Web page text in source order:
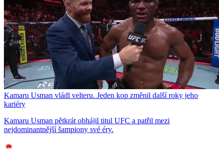
Kamaru Usman vládl velteru. Jeden kop změnil další roky jeho
kariéry
Kamaru Usman pětkrát obhájil titul UFC a patřil mezi
nejdominantnější šampiony své éry.